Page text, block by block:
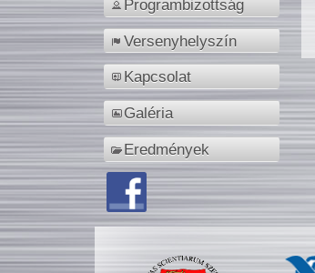
Programbizottság
Versenyhelyszín
Kapcsolat
Galéria
Eredmények